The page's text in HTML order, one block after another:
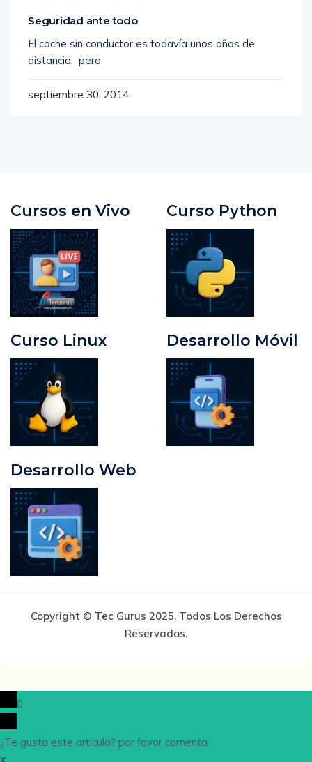
Seguridad ante todo
El coche sin conductor es todavía unos años de
distancia, pero
septiembre 30, 2014
Cursos en Vivo Curso Python
Curso Linux Desarrollo Móvil
Desarrollo Web
Copyright © Tec Gurus 2025. Todos Los Derechos
Reservados.
0
¿Te gusta este articulo? por favor comenta
x